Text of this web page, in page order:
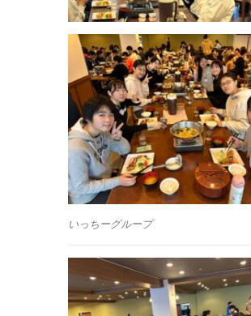
いっちーグループ